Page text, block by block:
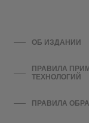
ОБ ИЗДАНИИ
ПРАВИЛА
ТЕХНОЛОГИЙ
ПРАВИЛА